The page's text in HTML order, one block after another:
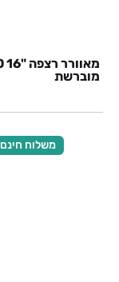
מוברשת
משלוח חינם